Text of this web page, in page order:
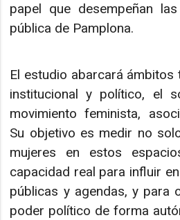
papel que desempeñan
pública de Pamplona.
El estudio abarcará
institucional y político, el
movimiento feminista,
Su objetivo es medir no
mujeres en estos
capacidad real para influir
públicas y agendas, y para
poder político de forma